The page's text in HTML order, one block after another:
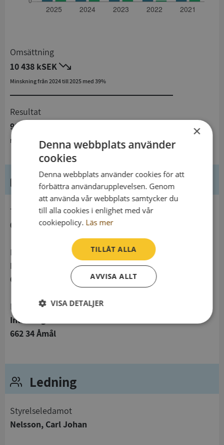
Omsättning
10 438 kSEK
Minskning från 2024 till 2025 med 39%
Resultat
993 kSEK
Minskning från 2024 till 2025 med 43,3%
Kontaktuppgifter
0730245830
Industrigatan 13
662 22 Åmål
Besöksadress
Industrigatan 13
662 34 Åmål
Ledning
Styrelseledamot
Nelsson, Carl Johan
×
Denna webbplats använder
cookies
Denna webbplats använder cookies för att
förbättra användarupplevelsen. Genom
att använda vår webbplats samtycker du
till alla cookies i enlighet med vår
cookiepolicy. Läs mer
TILLÅT ALLA
AVVISA ALLT
VISA DETALJER
Strikt
nödvändigt
Prestanda Inriktning